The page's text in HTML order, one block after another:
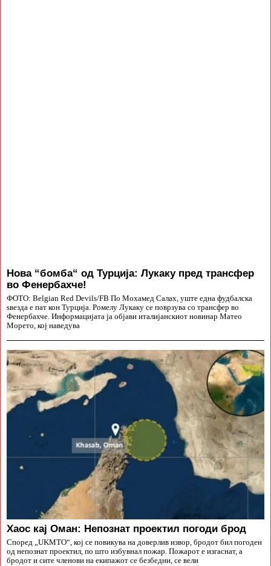
Нова “бомба“ од Турција: Лукаку пред трансфер
во Фенербахче!
ФОТО: Belgian Red Devils/FB По Мохамед Салах, уште една фудбалска
ѕвезда е пат кон Турција. Ромелу Лукаку се поврзува со трансфер во
Фенербахче. Информацијата ја објави италијанскиот новинар Матео
Морето, кој наведува
Хаос кај Оман: Непознат проектил погоди брод
Според „UKMTO“, кој се повикува на доверлив извор, бродот бил погоден
од непознат проектил, по што избувнал пожар. Пожарот е изгаснат, а
бродот и сите членови на екипажот се безбедни, се вели